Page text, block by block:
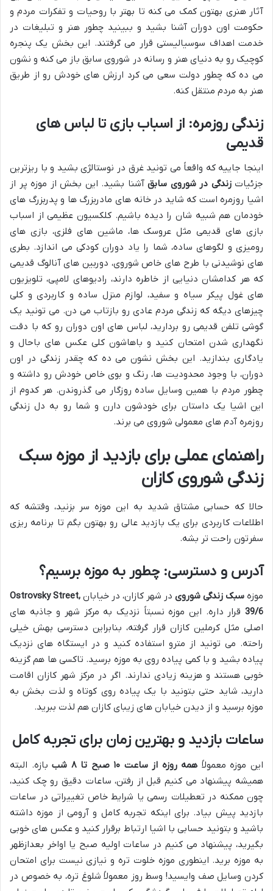
آثار هنری بهتون کمک می کنه تا بهتر با روحیات و تفکرات مردم و
حکومت اون دوران آشنا بشید و ببینید چطور هنر و تبلیغات در
خدمت اهداف سوسیالیستی قرار می گرفتند. این بخش یک پنجره
کوچیک رو به دنیای هنر و رسانه در شوروی سابق باز می کنه و نشون
می ده که چطور دولت سعی می کرد ارزش های خودش رو از طریق
هنر به مردم منتقل کنه.
زندگی روزمره: از اسباب بازی تا لباس های
قدیمی
اینجا جاییه که واقعاً می تونید غرق در نوستالژی بشید و با ریزترین
جزئیاتزندگی در شوروی سابق آشنا بشید. این بخش از موزه پر از
اشیا روزمره است که شاید در خانه های مادربزرگ ها و پدربزرگ های
خودمان هم شبیه شان را دیده باشیم. کلکسیون عظیمی از اسباب
بازی های قدیمی مثل عروسک ها، ماشین های فلزی، بازی های
رومیزی و لگوهای ساده، شما را یاد دوران کودکی می اندازد. بطری
های نوشیدنی با طرح های خاص شوروی، دوربین های آنالوگ قدیمی
که هر کدامشان دنیایی از خاطره دارند، رادیوهای لامپی، تلویزیون
های غول پیکر سیاه و سفید، لوازم منزل ساده و کاربردی و کلی
چیزهای دیگه که زندگی مردم عادی رو بازتاب می دن. می تونید یک
گوشی تلفن قدیمی رو بردارید، لباس های اون دوران رو که با دقت
نگهداری شدن امتحان کنید و باهاشون کلی عکس های باحال و
یادگاری بندازید. این بخش نشون می ده که چقدر زندگی در اون
دوران، با وجود محدودیت ها، رنگ و بوی خاص خودش رو داشته و
چطور مردم با همین وسایل ساده روزگار می گذروندن. هر کدوم از
این اشیا یک داستان برای خودشون دارن و شما رو به دل زندگی
روزمره آدم های معمولی شوروی می برند.
راهنمای عملی برای بازدید از موزه سبک
زندگی شوروی کازان
حالا که حسابی مشتاق شدید به این موزه سر بزنید، وقتشه که
اطلاعات کاربردی برای یک بازدید عالی رو بهتون بگم تا برنامه ریزی
سفرتون راحت تر بشه.
آدرس و دسترسی: چطور به موزه برسیم؟
موزه سبک زندگی شوروی در شهر کازان، در خیابان Ostrovsky Street,
39/6 قرار داره. این موزه نسبتاً نزدیک به مرکز شهر و جاذبه های
اصلی مثل کرملین کازان قرار گرفته، بنابراین دسترسی بهش خیلی
راحته. می تونید از مترو استفاده کنید و در ایستگاه های نزدیک
پیاده بشید و با کمی پیاده روی به موزه برسید. تاکسی ها هم گزینه
خوبی هستند و هزینه زیادی ندارند. اگر در مرکز شهر کازان اقامت
دارید، شاید حتی بتونید با یک پیاده روی کوتاه و لذت بخش به
موزه برسید و از دیدن خیابان های زیبای کازان هم لذت ببرید.
ساعات بازدید و بهترین زمان برای تجربه کامل
این موزه معمولاً همه روزه از ساعت ۱۰ صبح تا ۸ شب
بازه. البته
همیشه پیشنهاد می کنیم قبل از رفتن، ساعات دقیق رو چک کنید،
چون ممکنه در تعطیلات رسمی یا شرایط خاص تغییراتی در ساعات
بازدید پیش بیاد. برای اینکه تجربه کامل و آرومی از موزه داشته
باشید و بتونید حسابی با اشیا ارتباط برقرار کنید و عکس های خوبی
بگیرید، پیشنهاد می کنیم در ساعات اولیه صبح یا اواخر بعدازظهر
به موزه برید. اینطوری موزه خلوت تره و نیازی نیست برای امتحان
کردن وسایل صف وایسید! وسط روز معمولاً شلوغ تره، به خصوص در